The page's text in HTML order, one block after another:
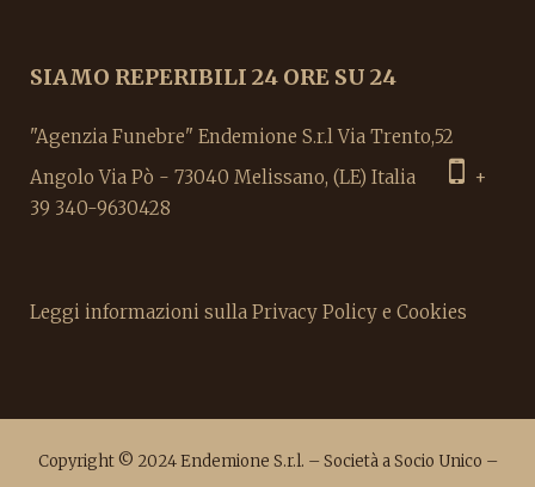
SIAMO REPERIBILI 24 ORE SU 24
"Agenzia Funebre" Endemione S.r.l Via Trento,52
Angolo Via Pò - 73040 Melissano, (LE) Italia
+
39 340-9630428
Leggi informazioni sulla Privacy Policy e Cookies
Copyright © 2024 Endemione S.r.l. – Società a Socio Unico –